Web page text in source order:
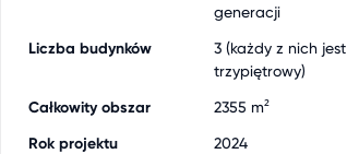
generacji
Liczba budynków
3 (każdy z nich jest
trzypiętrowy)
Całkowity obszar 2355 m²
Rok projektu 2024